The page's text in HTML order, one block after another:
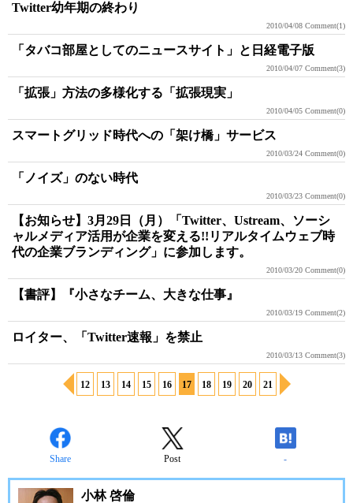
Twitter幼年期の終わり
2010/04/08 Comment(1)
「タバコ部屋としてのニュースサイト」と日経電子版
2010/04/07 Comment(3)
「拡張」方法の多様化する「拡張現実」
2010/04/05 Comment(0)
スマートグリッド時代への「架け橋」サービス
2010/03/24 Comment(0)
「ノイズ」のない時代
2010/03/23 Comment(0)
【お知らせ】3月29日（月）「Twitter、Ustream、ソーシ
ャルメディア活用が企業を変える!!リアルタイムウェブ時
代の企業ブランディング」に参加します。
2010/03/20 Comment(0)
【書評】『小さなチーム、大きな仕事』
2010/03/19 Comment(2)
ロイター、「Twitter速報」を禁止
2010/03/13 Comment(3)
12 13 14 15 16 17 18 19 20 21
Share Post -
小林 啓倫